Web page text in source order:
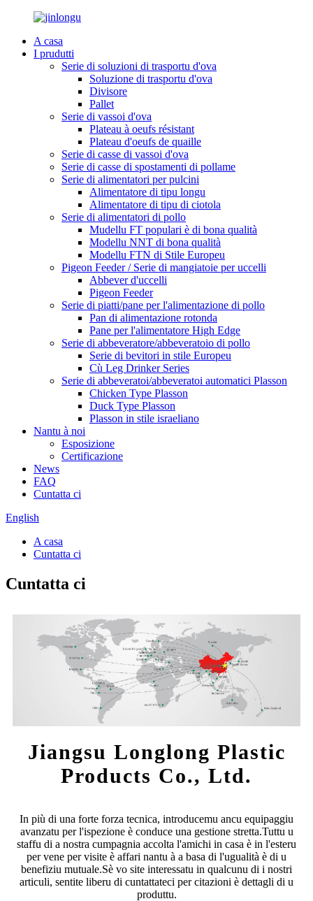
A casa
I prudutti
Serie di soluzioni di trasportu d'ova
Soluzione di trasportu d'ova
Divisore
Pallet
Serie di vassoi d'ova
Plateau à oeufs résistant
Plateau d'oeufs de quaille
Serie di casse di vassoi d'ova
Serie di casse di spostamenti di pollame
Serie di alimentatori per pulcini
Alimentatore di tipu longu
Alimentatore di tipu di ciotola
Serie di alimentatori di pollo
Mudellu FT populari è di bona qualità
Modellu NNT di bona qualità
Modellu FTN di Stile Europeu
Pigeon Feeder / Serie di mangiatoie per uccelli
Abbever d'uccelli
Pigeon Feeder
Serie di piatti/pane per l'alimentazione di pollo
Pan di alimentazione rotonda
Pane per l'alimentatore High Edge
Serie di abbeveratore/abbeveratoio di pollo
Serie di bevitori in stile Europeu
Cù Leg Drinker Series
Serie di abbeveratoi/abbeveratoi automatici Plasson
Chicken Type Plasson
Duck Type Plasson
Plasson in stile israeliano
Nantu à noi
Esposizione
Certificazione
News
FAQ
Cuntatta ci
English
A casa
Cuntatta ci
Cuntatta ci
Jiangsu Longlong Plastic
Products Co., Ltd.
In più di una forte forza tecnica, introducemu ancu equipaggiu
avanzatu per l'ispezione è conduce una gestione stretta.Tuttu u
staffu di a nostra cumpagnia accolta l'amichi in casa è in l'esteru
per vene per visite è affari nantu à a basa di l'ugualità è di u
benefiziu mutuale.Sè vo site interessatu in qualcunu di i nostri
articuli, sentite liberu di cuntattateci per citazioni è dettagli di u
produttu.